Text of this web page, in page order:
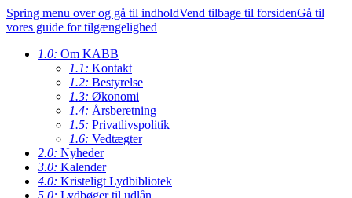
Spring menu over og gå til indholdVend tilbage til forsidenGå til
vores guide for tilgængelighed
1.0: Om KABB
1.1: Kontakt
1.2: Bestyrelse
1.3: Økonomi
1.4: Årsberetning
1.5: Privatlivspolitik
1.6: Vedtægter
2.0: Nyheder
3.0: Kalender
4.0: Kristeligt Lydbibliotek
5.0: Lydbøger til udlån